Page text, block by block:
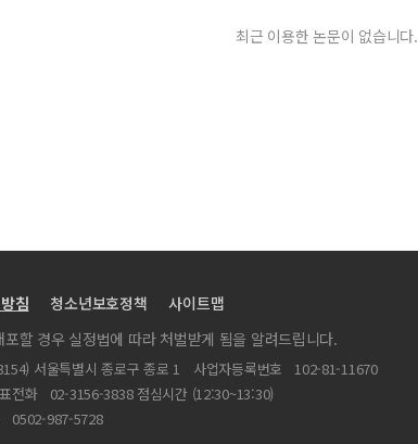
최근 이용한 논문이 없습니다.
침 청소년보호정책
사이트맵
할 경우 실정법에 따라 처벌받게 됨을 알려드립니다.
서울특별시 종로구 종로 1 사업자등록번호
102-81-11670
전화
02-3156-3838 점심시간 (12:30~13:30)
0502-987-5728